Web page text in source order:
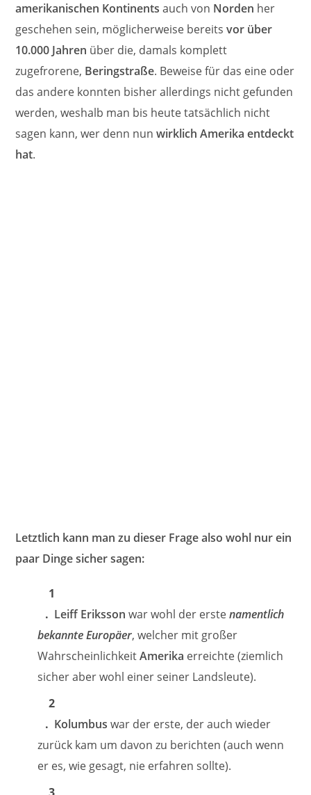
amerikanischen Kontinents auch von Norden her
geschehen sein, möglicherweise bereitsvor über
10.000 Jahren über die, damals komplett
zugefrorene, Beringstraße. Beweise für das eine oder
das andere konnten bisher allerdings nicht gefunden
werden, weshalb man bis heute tatsächlich nicht
sagen kann, wer denn nunwirklich Amerika entdeckt
hat.
Letztlich kann man zu dieser Frage also wohl nur ein
paar Dinge sicher sagen:
Leiff Eriksson war wohl der erstenamentlich
bekannte Europäer, welcher mit großer
WahrscheinlichkeitAmerika erreichte (ziemlich
sicher aber wohl einer seiner Landsleute).
Kolumbus war der erste, der auch wieder
zurück kam um davon zu berichten (auch wenn
er es, wie gesagt, nie erfahren sollte).